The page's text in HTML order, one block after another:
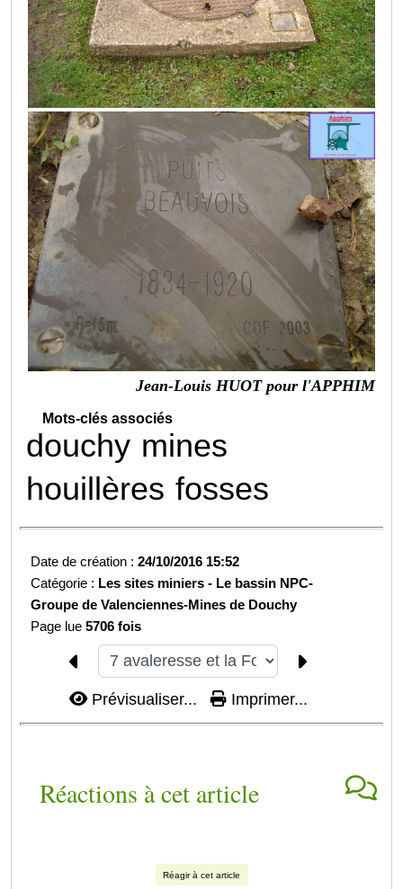
Jean-Louis HUOT pour l'APPHIM
Mots-clés associés
douchy mines
houillères fosses
Date de création :24/10/2016 15:52
Catégorie : Les sites miniers - Le bassin NPC-
Groupe de Valenciennes-Mines de Douchy
Page lue5706 fois
Prévisualiser... Imprimer...
Réactions à cet article
Réagir à cet article